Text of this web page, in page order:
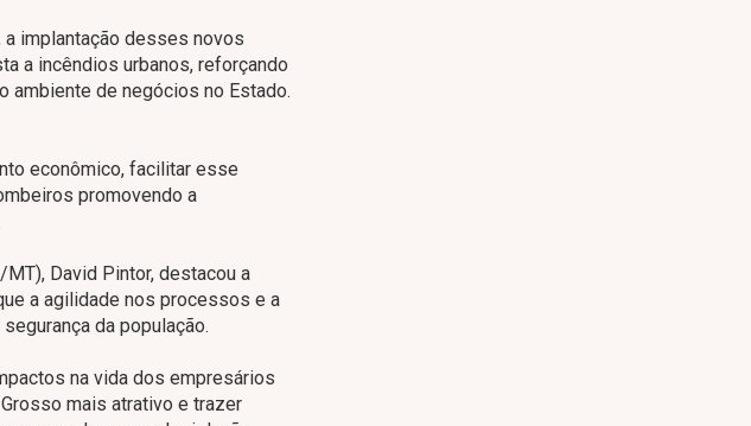
a implantação desses novos
a incêndios urbanos, reforçando
ambiente de negócios no Estado.
econômico, facilitar esse
promovendo a
David Pintor, destacou a
a agilidade nos processos e a
da população.
na vida dos empresários
mais atrativo e trazer